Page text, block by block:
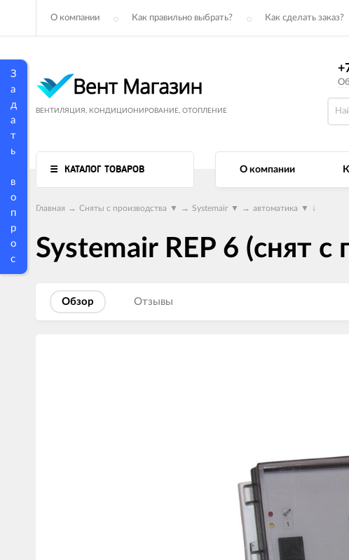
З
а
д
а
т
ь
в
о
п
р
о
с
О компании Как правильно выбрать? Как сделать заказ?
ВЕНТИЛЯЦИЯ, КОНДИЦИОНИРОВАНИЕ, ОТОПЛЕНИЕ
КАТАЛОГ ТОВАРОВ О компании
Главная → Сняты с производства ▼ → Systemair ▼ → автоматика ▼ ↓
Systemair REP 6 (снят с
Обзор Отзывы